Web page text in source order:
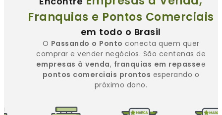
Franquias e Pontos Comerciais
em todo o Brasil
O Passando o Ponto conecta quem quer
comprar e vender negócios. São centenas de
empresas à venda, franquias em repassee
pontos comerciais prontos esperando o
próximo dono.